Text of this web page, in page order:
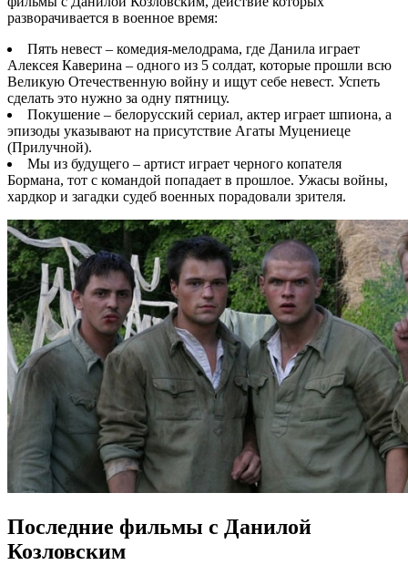
разворачивается в военное время:
Пять невест – комедия-мелодрама, где Данила играет
Алексея Каверина – одного из 5 солдат, которые прошли всю
Великую Отечественную войну и ищут себе невест. Успеть
сделать это нужно за одну пятницу.
Покушение – белорусский сериал, актер играет шпиона, а
эпизоды указывают на присутствие Агаты Муцениеце
(Прилучной).
Мы из будущего – артист играет черного копателя
Бормана, тот с командой попадает в прошлое. Ужасы войны,
хардкор и загадки судеб военных порадовали зрителя.
Последние фильмы с Данилой
Козловским